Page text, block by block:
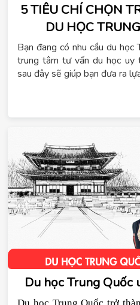
5 TIÊU CHÍ CHỌN
DU HỌC
Bạn đang có nhu cầu du học
trung tâm tư vấn du học uy
sau đây sẽ giúp bạn đưa ra
Du học Trung Quốc